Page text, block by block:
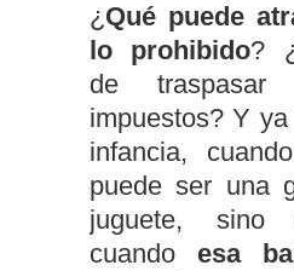
¿Qué puede
lo prohibido?
de
impuestos? Y
infancia,
puede ser una
juguete, sino
cuando esa